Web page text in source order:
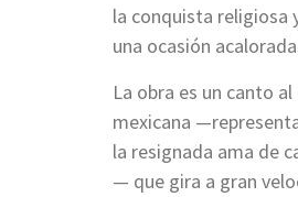
la conquista religiosa
una ocasión
La obra es un canto
mexicana
la resignada ama de
— que gira a gran